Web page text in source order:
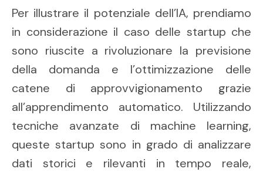
Per illustrare il potenziale dell’IA, prendiamo
in considerazione il caso delle startup che
sono riuscite a rivoluzionare la previsione
della domanda e l’ottimizzazione delle
catene di approvvigionamento grazie
all’apprendimento automatico. Utilizzando
tecniche avanzate di machine learning,
queste startup sono in grado di analizzare
dati storici e rilevanti in tempo reale,